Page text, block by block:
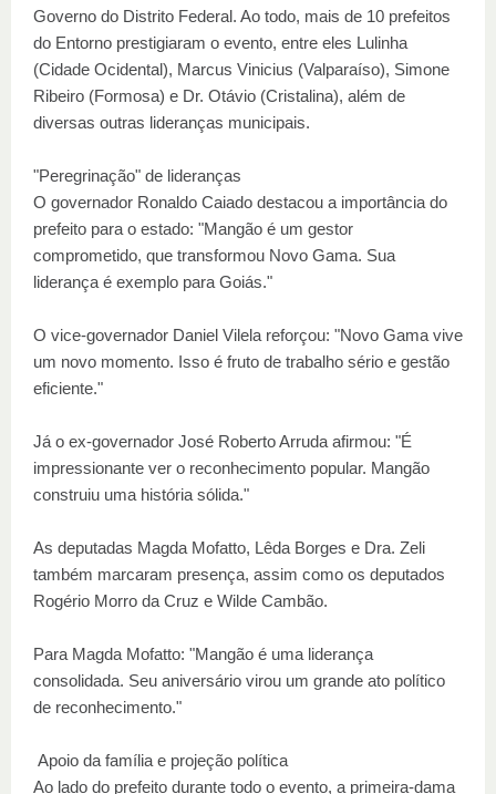
Governo do Distrito Federal. Ao todo, mais de 10 prefeitos
do Entorno prestigiaram o evento, entre eles Lulinha
(Cidade Ocidental), Marcus Vinicius (Valparaíso), Simone
Ribeiro (Formosa) e Dr. Otávio (Cristalina), além de
diversas outras lideranças municipais.
"Peregrinação" de lideranças
O governador Ronaldo Caiado destacou a importância do
prefeito para o estado: "Mangão é um gestor
comprometido, que transformou Novo Gama. Sua
liderança é exemplo para Goiás."
O vice-governador Daniel Vilela reforçou: "Novo Gama vive
um novo momento. Isso é fruto de trabalho sério e gestão
eficiente."
Já o ex-governador José Roberto Arruda afirmou: "É
impressionante ver o reconhecimento popular. Mangão
construiu uma história sólida."
As deputadas Magda Mofatto, Lêda Borges e Dra. Zeli
também marcaram presença, assim como os deputados
Rogério Morro da Cruz e Wilde Cambão.
Para Magda Mofatto: "Mangão é uma liderança
consolidada. Seu aniversário virou um grande ato político
de reconhecimento."
Apoio da família e projeção política
Ao lado do prefeito durante todo o evento, a primeira-dama